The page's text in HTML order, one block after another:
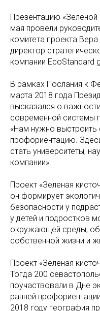
Презентацию
мая провели
комитета проекта
директор
компании EcoStandard
В рамках Послания к
марта 2018 года
высказался о
современной системы
«Нам нужно
профориентацию.
стать университеты,
компании».
Проект «Зеленая
он формирует
безопасности у
у детей и подростков
окружающей среды,
собственной жизни и
Проект «Зеленая
Тогда 200
поучаствовали в Дне
ранней
2018 году география